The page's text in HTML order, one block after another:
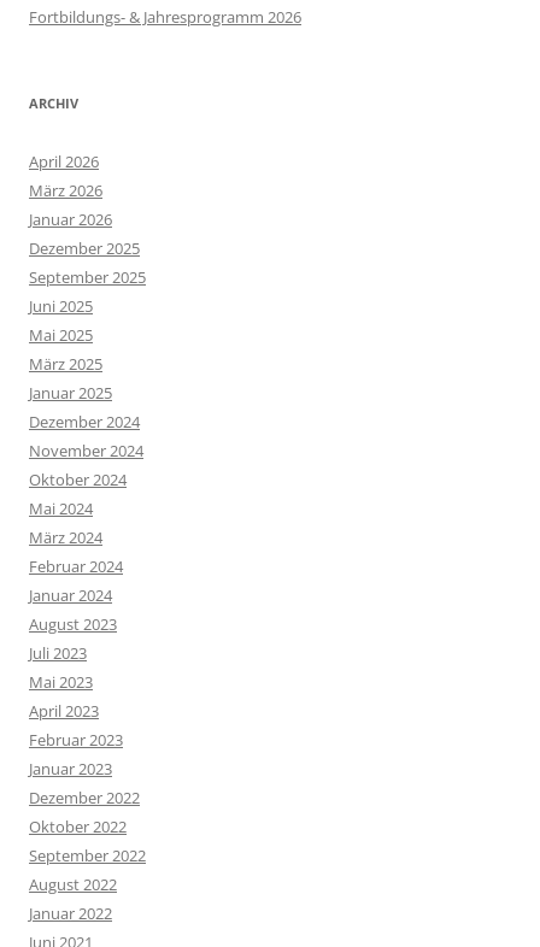
Fortbildungs- & Jahresprogramm 2026
ARCHIV
April 2026
März 2026
Januar 2026
Dezember 2025
September 2025
Juni 2025
Mai 2025
März 2025
Januar 2025
Dezember 2024
November 2024
Oktober 2024
Mai 2024
März 2024
Februar 2024
Januar 2024
August 2023
Juli 2023
Mai 2023
April 2023
Februar 2023
Januar 2023
Dezember 2022
Oktober 2022
September 2022
August 2022
Januar 2022
Juni 2021